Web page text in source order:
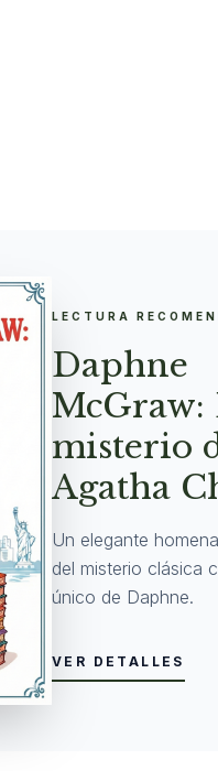
LECTURA
Daphne
McGraw:
misterio
Agatha
Un elegante
del misterio clásica
único de Daphne.
VER DETALLES